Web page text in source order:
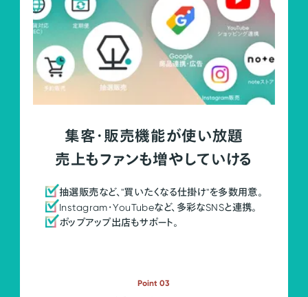
集客・販売機能が使い放題
売上もファンも増やしていける
抽選販売など、"買いたくなる仕掛け"を多数用意。
Instagram・YouTubeなど、多彩なSNSと連携。
ポップアップ出店もサポート。
Point 03